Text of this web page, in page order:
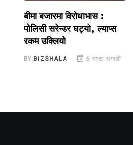
जीवन बीमा कम्पनीको आम्दानीमा
पुराना बीमालेखको भर, नयाँ
व्यवसायको हिस्सा एक चौथाइ
मात्रै